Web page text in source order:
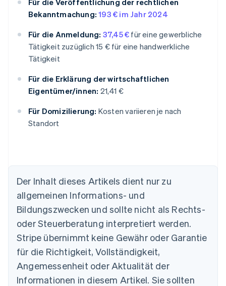
Bekanntmachung: 193 € im Jahr 2024
Für die Anmeldung: 37,45 € für eine gewerbliche
Tätigkeit zuzüglich 15 € für eine handwerkliche
Tätigkeit
Für die Erklärung der wirtschaftlichen
Eigentümer/innen: 21,41 €
Für Domizilierung: Kosten variieren je nach
Standort
Der Inhalt dieses Artikels dient nur zu
allgemeinen Informations- und
Bildungszwecken und sollte nicht als Rechts-
oder Steuerberatung interpretiert werden.
Stripe übernimmt keine Gewähr oder Garantie
für die Richtigkeit, Vollständigkeit,
Angemessenheit oder Aktualität der
Informationen in diesem Artikel. Sie sollten
Australien
English
Belgien
Brasilien
PortuguêsEnglish
Bulgarien
English
Dänemark
English